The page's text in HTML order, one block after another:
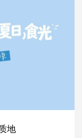
地